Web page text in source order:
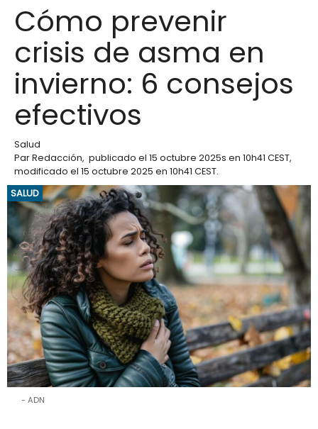
Cómo prevenir
crisis de asma en
invierno: 6 consejos
efectivos
Salud
ParRedacción, publicado el 15 octubre 2025s en 10h41 CEST,
modificado el 15 octubre 2025 en 10h41 CEST.
SALUD
ADN